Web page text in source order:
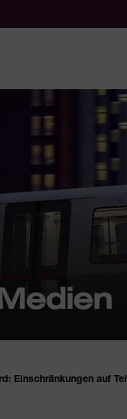
Einschränkungen auf